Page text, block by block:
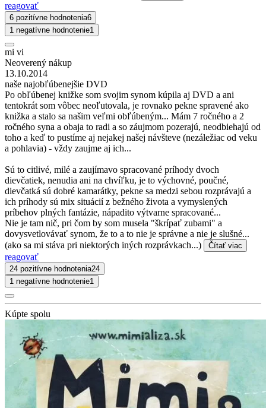
reagovať
6 pozitívne hodnotenia6
1 negatívne hodnotenie1
mi vi
Neoverený nákup
13.10.2014
naše najobľúbenejšie DVD
Po obľúbenej knižke som svojim synom kúpila aj DVD a ani
tentokrát som vôbec neoľutovala, je rovnako pekne spravené ako
knižka a stalo sa našim veľmi obľúbeným... Mám 7 ročného a 2
ročného syna a obaja to radi a so záujmom pozerajú, neodbiehajú od
toho a keď to pustíme aj nejakej našej návšteve (nezáležiac od veku
a pohlavia) - vždy zaujme aj ich...
Sú to citlivé, milé a zaujímavo spracované príhody dvoch
dievčatiek, nenudia ani na chvíľku, je to výchovné, poučné,
dievčatká sú dobré kamarátky, pekne sa medzi sebou rozprávajú a
ich príhody sú mix situácií z bežného života a vymyslených
príbehov plných fantázie, nápadito výtvarne spracované...
Nie je tam nič, pri čom by som musela "škrípať zubami" a
dovysvetlovávať synom, že to a to nie je správne a nie je slušné...
(ako sa mi stáva pri niektorých iných rozprávkach...)
Čítať viac
reagovať
24 pozitívne hodnotenia24
1 negatívne hodnotenie1
Kúpte spolu